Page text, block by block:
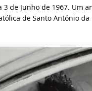
de Junho de 1967. Um
de Santo António